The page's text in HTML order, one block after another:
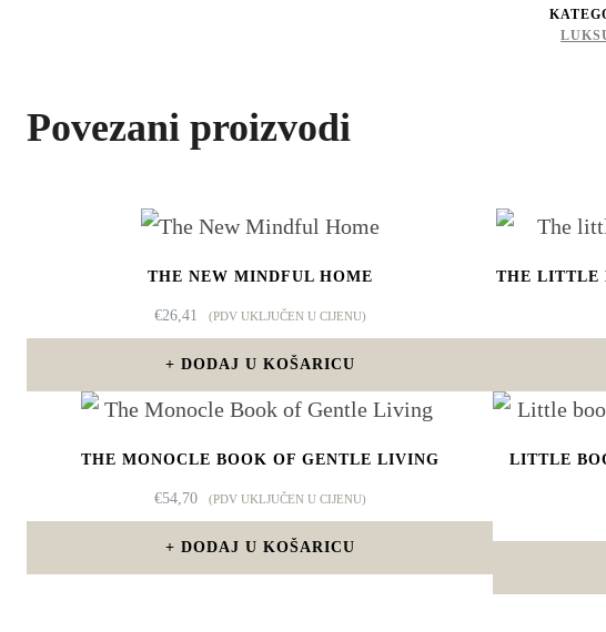
table
book)
Povezani proizvodi
THE NEW MINDFUL HOME
€26,41 (PDV UKLJUČEN U CIJENU)
DODAJ U KOŠARICU
THE LITTLE
THE MONOCLE BOOK OF GENTLE LIVING
€54,70 (PDV UKLJUČEN U CIJENU)
DODAJ U KOŠARICU
LITTLE